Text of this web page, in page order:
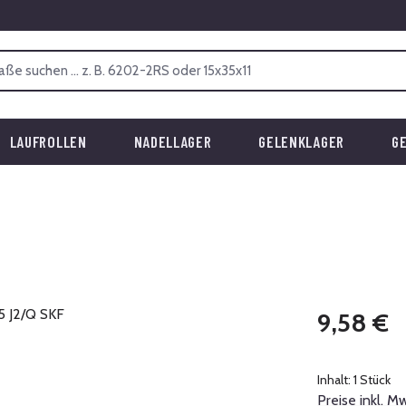
LAUFROLLEN NADELLAGER GELENKLAGER
Regulärer Preis:
9,58 €
Inhalt: 1 Stück
Preise inkl.